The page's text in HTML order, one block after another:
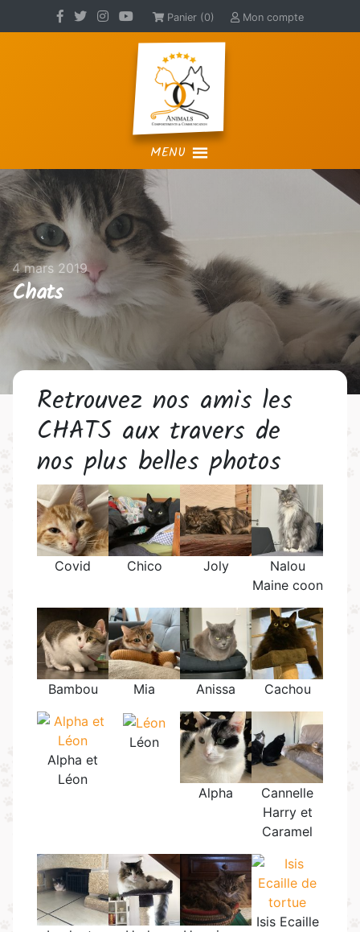
Panier (0) Mon compte
MENU
4 mars 2019
Chats
Retrouvez nos amis les
CHATS aux travers de
nos plus belles photos
Covid Chico Joly
Nalou
Maine coon
Bambou Mia Anissa Cachou
Alpha et
Léon
Léon
Alpha
Cannelle
Harry et
Caramel
Isis Ecaille